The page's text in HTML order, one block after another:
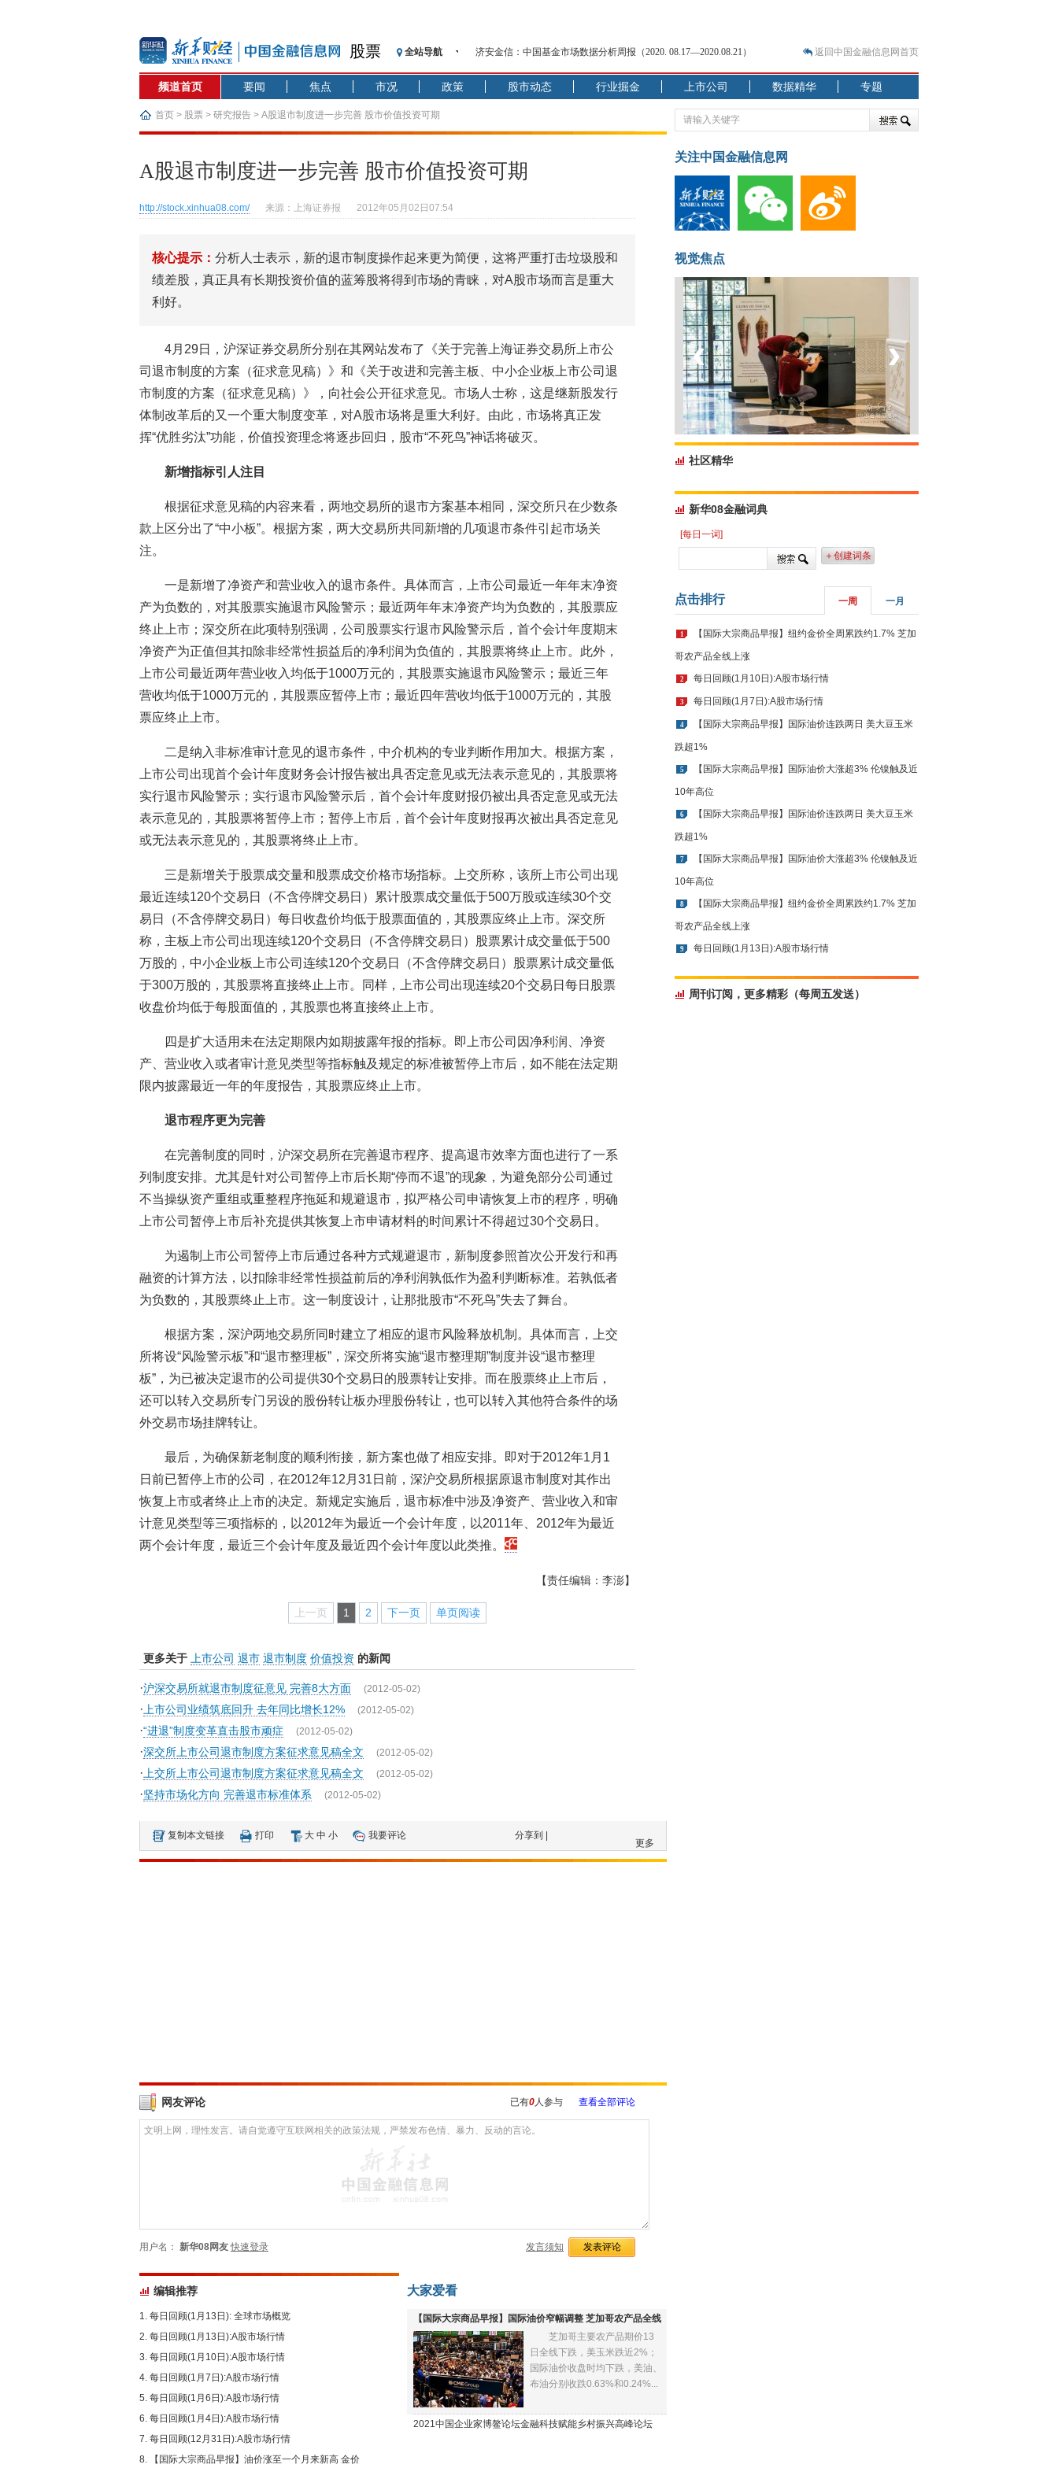
股票 全站导航
济安金信：中国基金市场数据分析周报（2020. 08.17—2020.08.21）
【见·闻】疫情下，新加坡旅游业步履维艰
记者手记：疫情下的香港零售业如何浴火重生？
【见·闻】疫情下一家香港传统零售商的转型突围之旅
济安金信：中国基金市场数据分析周报（2020. 07.27—2020.07.31）
【新华财经调查】同业存单、结构性存款玩起“跷跷板” 结构性失衡藏
在“隐秘的角落”
央行公开市场净投放300亿元 短端资金利率明显下行
基本面及股市双轮冲击 债市回调十年期债表现最弱
恒生聚源：北斗收官之星发射成功，全产业链解析
返回中国金融信息网首页
频道首页 要闻 焦点 市况 政策 股市动态 行业掘金 上市公司 数据精华 专题
首页 > 股票 > 研究报告 > A股退市制度进一步完善 股市价值投资可期
A股退市制度进一步完善 股市价值投资可期
http://stock.xinhua08.com/ 来源：上海证券报 2012年05月02日07:54
核心提示： 分析人士表示，新的退市制度操作起来更为简便，这将严重打击垃圾股和
绩差股，真正具有长期投资价值的蓝筹股将得到市场的青睐，对A股市场而言是重大
利好。
4月29日，沪深证券交易所分别在其网站发布了《关于完善上海证券交易所上市公
司退市制度的方案（征求意见稿）》和《关于改进和完善主板、中小企业板上市公司退
市制度的方案（征求意见稿）》，向社会公开征求意见。市场人士称，这是继新股发行
体制改革后的又一个重大制度变革，对A股市场将是重大利好。由此，市场将真正发
挥“优胜劣汰”功能，价值投资理念将逐步回归，股市“不死鸟”神话将破灭。
新增指标引人注目
根据征求意见稿的内容来看，两地交易所的退市方案基本相同，深交所只在少数条
款上区分出了“中小板”。根据方案，两大交易所共同新增的几项退市条件引起市场关
注。
一是新增了净资产和营业收入的退市条件。具体而言，上市公司最近一年年末净资
产为负数的，对其股票实施退市风险警示；最近两年年末净资产均为负数的，其股票应
终止上市；深交所在此项特别强调，公司股票实行退市风险警示后，首个会计年度期末
净资产为正值但其扣除非经常性损益后的净利润为负值的，其股票将终止上市。此外，
上市公司最近两年营业收入均低于1000万元的，其股票实施退市风险警示；最近三年
营收均低于1000万元的，其股票应暂停上市；最近四年营收均低于1000万元的，其股
票应终止上市。
二是纳入非标准审计意见的退市条件，中介机构的专业判断作用加大。根据方案，
上市公司出现首个会计年度财务会计报告被出具否定意见或无法表示意见的，其股票将
实行退市风险警示；实行退市风险警示后，首个会计年度财报仍被出具否定意见或无法
表示意见的，其股票将暂停上市；暂停上市后，首个会计年度财报再次被出具否定意见
或无法表示意见的，其股票将终止上市。
三是新增关于股票成交量和股票成交价格市场指标。上交所称，该所上市公司出现
最近连续120个交易日（不含停牌交易日）累计股票成交量低于500万股或连续30个交
易日（不含停牌交易日）每日收盘价均低于股票面值的，其股票应终止上市。深交所
称，主板上市公司出现连续120个交易日（不含停牌交易日）股票累计成交量低于500
万股的，中小企业板上市公司连续120个交易日（不含停牌交易日）股票累计成交量低
于300万股的，其股票将直接终止上市。同样，上市公司出现连续20个交易日每日股票
收盘价均低于每股面值的，其股票也将直接终止上市。
四是扩大适用未在法定期限内如期披露年报的指标。即上市公司因净利润、净资
产、营业收入或者审计意见类型等指标触及规定的标准被暂停上市后，如不能在法定期
限内披露最近一年的年度报告，其股票应终止上市。
退市程序更为完善
在完善制度的同时，沪深交易所在完善退市程序、提高退市效率方面也进行了一系
列制度安排。尤其是针对公司暂停上市后长期“停而不退”的现象，为避免部分公司通过
不当操纵资产重组或重整程序拖延和规避退市，拟严格公司申请恢复上市的程序，明确
上市公司暂停上市后补充提供其恢复上市申请材料的时间累计不得超过30个交易日。
为遏制上市公司暂停上市后通过各种方式规避退市，新制度参照首次公开发行和再
融资的计算方法，以扣除非经常性损益前后的净利润孰低作为盈利判断标准。若孰低者
为负数的，其股票终止上市。这一制度设计，让那批股市“不死鸟”失去了舞台。
根据方案，深沪两地交易所同时建立了相应的退市风险释放机制。具体而言，上交
所将设“风险警示板”和“退市整理板”，深交所将实施“退市整理期”制度并设“退市整理
板”，为已被决定退市的公司提供30个交易日的股票转让安排。而在股票终止上市后，
还可以转入交易所专门另设的股份转让板办理股份转让，也可以转入其他符合条件的场
外交易市场挂牌转让。
最后，为确保新老制度的顺利衔接，新方案也做了相应安排。即对于2012年1月1
日前已暂停上市的公司，在2012年12月31日前，深沪交易所根据原退市制度对其作出
恢复上市或者终止上市的决定。新规定实施后，退市标准中涉及净资产、营业收入和审
计意见类型等三项指标的，以2012年为最近一个会计年度，以2011年、2012年为最近
两个会计年度，最近三个会计年度及最近四个会计年度以此类推。
【责任编辑：李澎】
上一页 1 2 下一页 单页阅读
更多关于 上市公司 退市 退市制度 价值投资 的新闻
·沪深交易所就退市制度征意见 完善8大方面 (2012-05-02)
· 上市公司业绩筑底回升 去年同比增长12% (2012-05-02)
·“进退”制度变革直击股市顽症 (2012-05-02)
·深交所上市公司退市制度方案征求意见稿全文 (2012-05-02)
· 上交所上市公司退市制度方案征求意见稿全文 (2012-05-02)
·坚持市场化方向 完善退市标准体系 (2012-05-02)
复制本文链接 打印 大 中 小 我要评论 分享到 |
更多
网友评论 已有0人参与 查看全部评论
用户名： 新华08网友 快速登录 发言须知
编辑推荐
每日回顾(1月13日): 全球市场概览
每日回顾(1月13日):A股市场行情
每日回顾(1月10日):A股市场行情
每日回顾(1月7日):A股市场行情
每日回顾(1月6日):A股市场行情
每日回顾(1月4日):A股市场行情
每日回顾(12月31日):A股市场行情
【国际大宗商品早报】油价涨至一个月来新高 金价
大家爱看
【国际大宗商品早报】国际油价窄幅调整 芝加哥农产品全线
下跌
芝加哥主要农产品期价13
日全线下跌，美玉米跌近2%；
国际油价收盘时均下跌，美油、
布油分别收跌0.63%和0.24%...
2021中国企业家博鳌论坛金融科技赋能乡村振兴高峰论坛
关注中国金融信息网
视觉焦点
菲律宾：防疫降级
‹ ›
社区精华
新华08金融词典
[每日一词]
＋创建词条
点击排行 一周 一月
1 【国际大宗商品早报】纽约金价全周累跌约1.7% 芝加
哥农产品全线上涨
2 每日回顾(1月10日):A股市场行情
3 每日回顾(1月7日):A股市场行情
4 【国际大宗商品早报】国际油价连跌两日 美大豆玉米
跌超1%
5 【国际大宗商品早报】国际油价大涨超3% 伦镍触及近
10年高位
6 【国际大宗商品早报】国际油价连跌两日 美大豆玉米
跌超1%
7 【国际大宗商品早报】国际油价大涨超3% 伦镍触及近
10年高位
8 【国际大宗商品早报】纽约金价全周累跌约1.7% 芝加
哥农产品全线上涨
9 每日回顾(1月13日):A股市场行情
周刊订阅，更多精彩（每周五发送）